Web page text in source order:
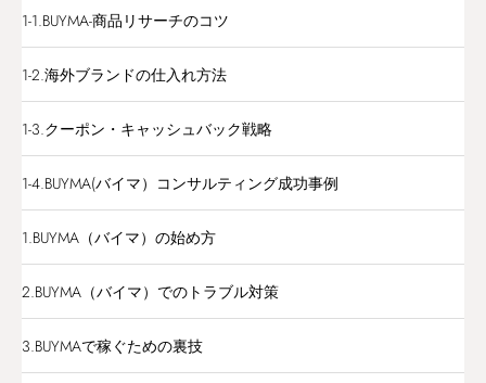
1-1.BUYMA-商品リサーチのコツ
1-2.海外ブランドの仕入れ方法
1-3.クーポン・キャッシュバック戦略
1-4.BUYMA(バイマ）コンサルティング成功事例
1.BUYMA（バイマ）の始め方
2.BUYMA（バイマ）でのトラブル対策
3.BUYMAで稼ぐための裏技